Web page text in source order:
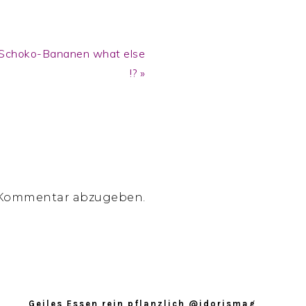
Bananen what else
!? »
abzugeben.
Geiles Essen rein pflanzlich @idorismag